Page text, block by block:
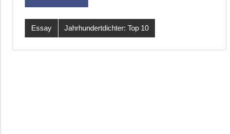
Essay Jahrhundertdichter: Top 10